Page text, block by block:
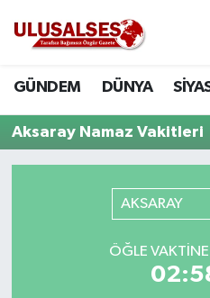
GÜNDEM DÜNYA
Aksaray Namaz Vakitleri
AKSARAY
ÖĞLE
DÜNYA
EKONOMİ
Trafik Durumu
Tüm Manşetler
Son Dakika Haberleri